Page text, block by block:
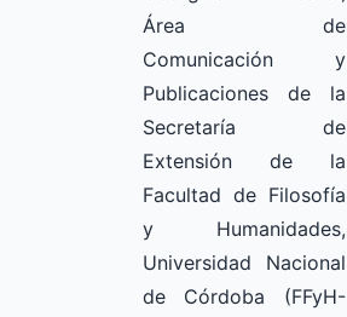
Área de
Comunicación y
Publicaciones de la
Secretaría de
Extensión de la
Facultad de Filosofía
y Humanidades,
Universidad Nacional
de Córdoba (FFyH-